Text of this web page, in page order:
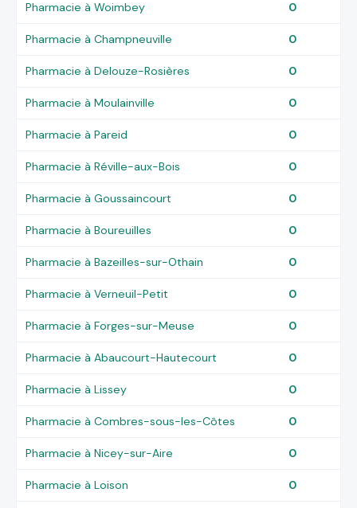
Pharmacie à Woimbey 0
Pharmacie à Champneuville 0
Pharmacie à Delouze-Rosières 0
Pharmacie à Moulainville 0
Pharmacie à Pareid 0
Pharmacie à Réville-aux-Bois 0
Pharmacie à Goussaincourt 0
Pharmacie à Boureuilles 0
Pharmacie à Bazeilles-sur-Othain 0
Pharmacie à Verneuil-Petit 0
Pharmacie à Forges-sur-Meuse 0
Pharmacie à Abaucourt-Hautecourt 0
Pharmacie à Lissey 0
Pharmacie à Combres-sous-les-Côtes 0
Pharmacie à Nicey-sur-Aire 0
Pharmacie à Loison 0